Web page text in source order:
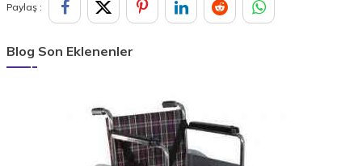
Paylaş :
Blog Son Eklenenler